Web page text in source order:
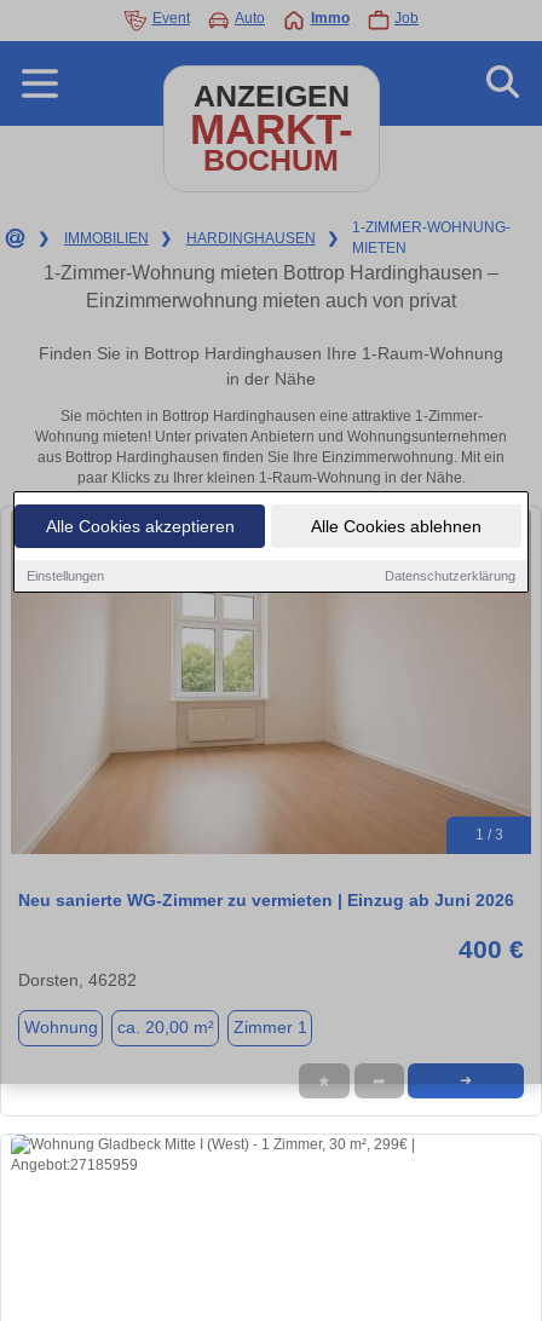
Alle Cookies akzeptieren Alle Cookies ablehnen
Einstellungen Datenschutzerklärung
Event Auto Immo Job
ANZEIGEN
MARKT-
BOCHUM
❯ IMMOBILIEN ❯ HARDINGHAUSEN ❯
1-ZIMMER-WOHNUNG-
MIETEN
1-Zimmer-Wohnung mieten Bottrop Hardinghausen –
Einzimmerwohnung mieten auch von privat
Finden Sie in Bottrop Hardinghausen Ihre 1-Raum-Wohnung
in der Nähe
Sie möchten in Bottrop Hardinghausen eine attraktive 1-Zimmer-
Wohnung mieten! Unter privaten Anbietern und Wohnungsunternehmen
aus Bottrop Hardinghausen finden Sie Ihre Einzimmerwohnung. Mit ein
paar Klicks zu Ihrer kleinen 1-Raum-Wohnung in der Nähe.
1 / 3
Neu sanierte WG‑Zimmer zu vermieten | Einzug ab Juni 2026
400 €
Dorsten, 46282
Wohnung ca. 20,00 m² Zimmer 1
★ ➦ ➜